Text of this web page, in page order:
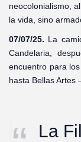
neocolonialismo,
la vida, sino
07/07/25. La
Candelaria,
encuentro para
hasta Bellas Artes
La